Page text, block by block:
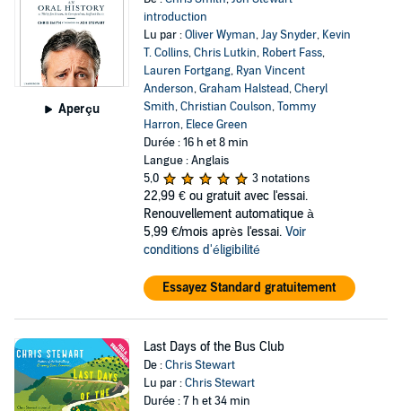
Aperçu
introduction
Lu par :Oliver Wyman,Jay Snyder, Kevin
T. Collins,Chris Lutkin, Robert Fass,
Lauren Fortgang, Ryan Vincent
Anderson,Graham Halstead,Cheryl
Smith,Christian Coulson,Tommy
Harron, Elece Green
Durée : 16 h et 8 min
Langue : Anglais
5,0
3 notations
22,99 € ou gratuit avec l'essai.
Renouvellement automatique à
5,99 €/mois après l'essai. Voir
conditions d'éligibilité
Essayez Standard gratuitement
Last Days of the Bus Club
De :Chris Stewart
Lu par :Chris Stewart
Durée : 7 h et 34 min